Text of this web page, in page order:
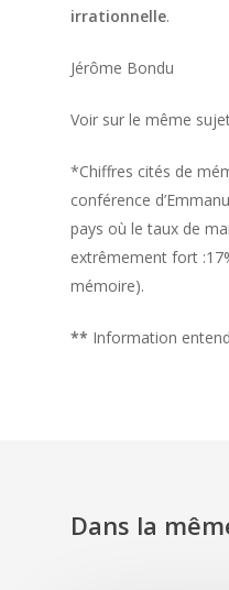
irrationnelle.
Jérôme Bondu
Voir sur le même
*Chiffres cités de
conférence
pays où le taux de
extrêmement fort
mémoire).
** Information
Dans la